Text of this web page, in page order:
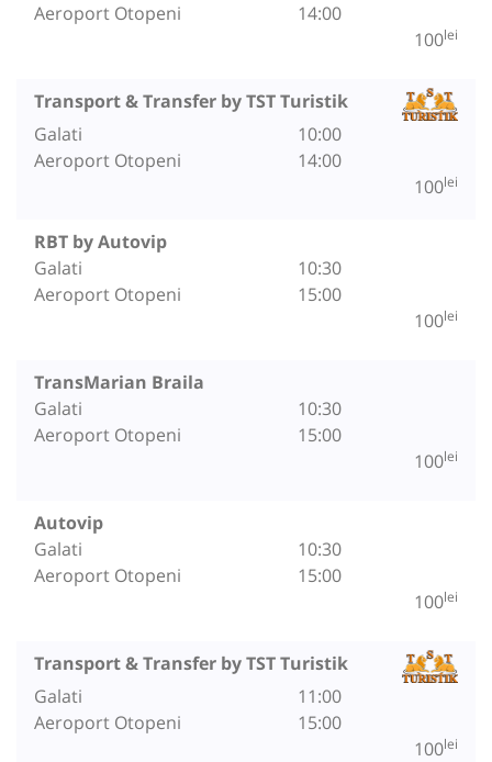
Aeroport Otopeni
14:00
100lei
Transport & Transfer by TST Turistik
Galati
Aeroport Otopeni
10:00
14:00
100lei
RBT by Autovip
Galati
Aeroport Otopeni
10:30
15:00
100lei
TransMarian Braila
Galati
Aeroport Otopeni
10:30
15:00
100lei
Autovip
Galati
Aeroport Otopeni
10:30
15:00
100lei
Transport & Transfer by TST Turistik
Galati
Aeroport Otopeni
11:00
15:00
100lei